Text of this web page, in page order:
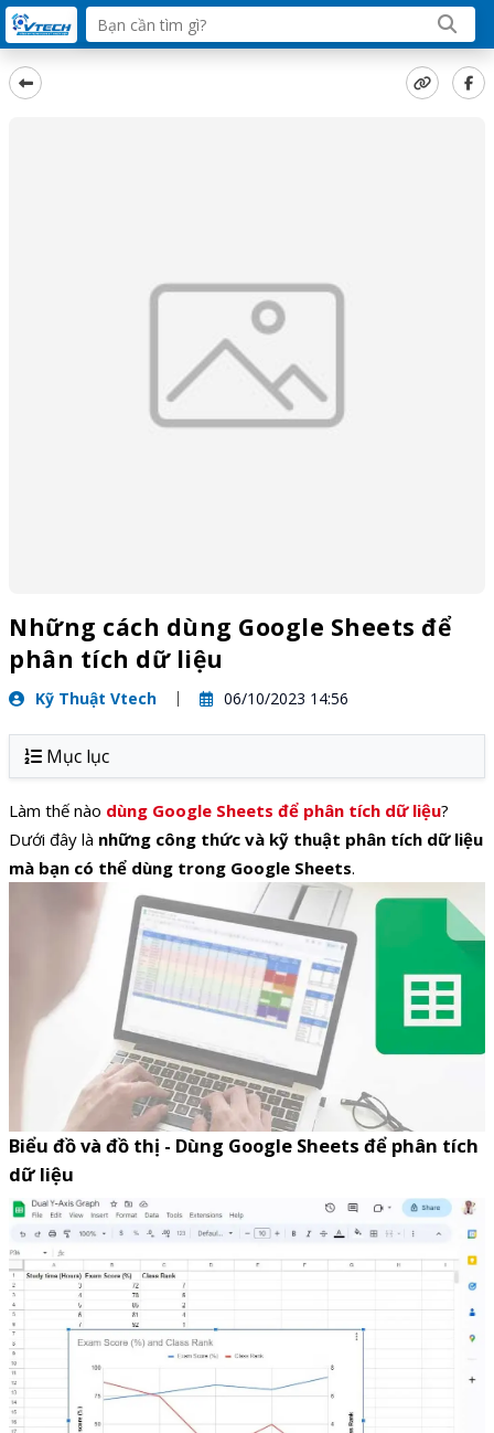
Những cách dùng Google Sheets để
phân tích dữ liệu
Kỹ Thuật Vtech 06/10/2023 14:56
Mục lục
Làm thế nào dùng Google Sheets để phân tích dữ liệu?
Dưới đây là những công thức và kỹ thuật phân tích dữ liệu
mà bạn có thể dùng trong Google Sheets.
Biểu đồ và đồ thị - Dùng Google Sheets để phân tích
dữ liệu